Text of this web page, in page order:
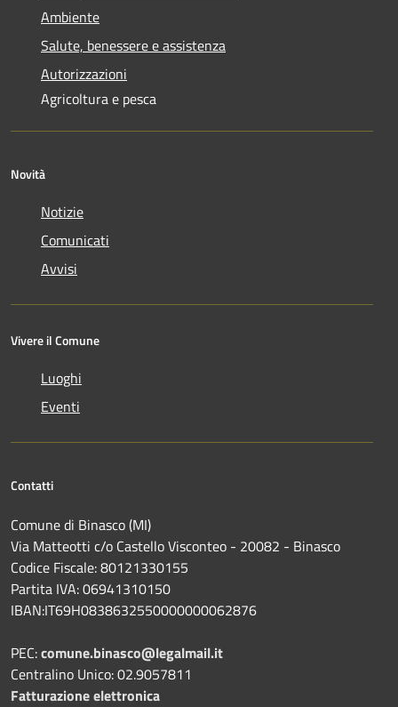
Ambiente
Salute, benessere e assistenza
Autorizzazioni
Agricoltura e pesca
Novità
Notizie
Comunicati
Avvisi
Vivere il Comune
Luoghi
Eventi
Contatti
Comune di Binasco (MI)
Via Matteotti c/o Castello Visconteo - 20082 - Binasco
Codice Fiscale: 80121330155
Partita IVA: 06941310150
IBAN:IT69H0838632550000000062876
PEC:comune.binasco@legalmail.it
Centralino Unico: 02.9057811
Fatturazione elettronica